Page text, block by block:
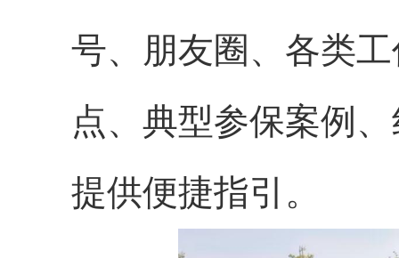
号、朋友圈、各类
点、典型参保案例
提供便捷指引。